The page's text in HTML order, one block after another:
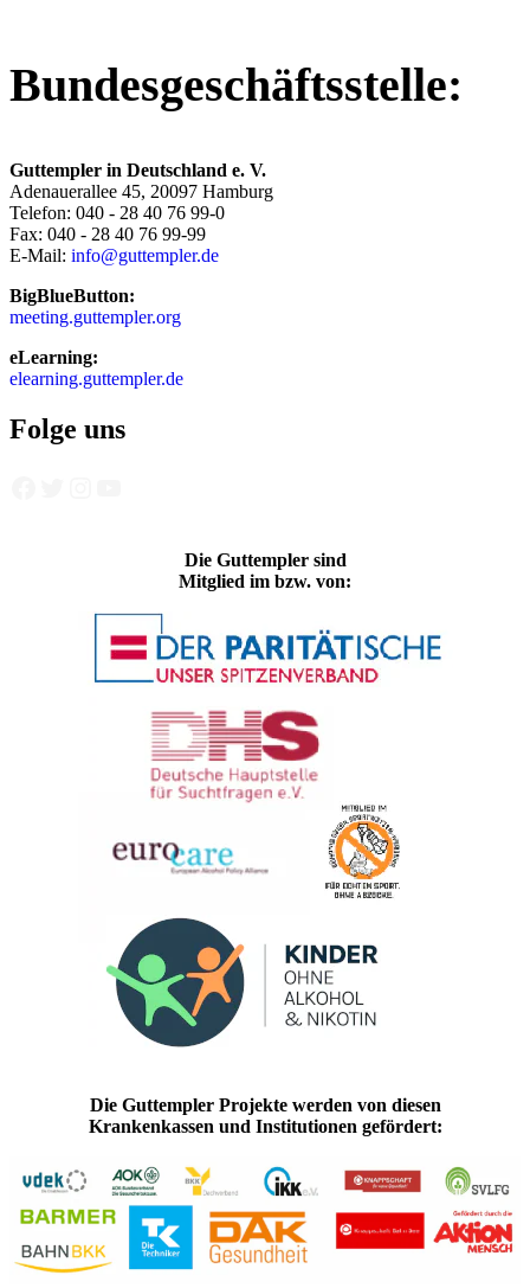
Bundesgeschäftsstelle:
Guttempler in Deutschland e. V.
Adenauerallee 45, 20097 Hamburg
Telefon: 040 - 28 40 76 99-0
Fax: 040 - 28 40 76 99-99
E-Mail: info@guttempler.de
BigBlueButton:
meeting.guttempler.org
eLearning:
elearning.guttempler.de
Folge uns
Die Guttempler sind
Mitglied im bzw. von:
Die Guttempler Projekte werden von diesen
Krankenkassen und Institutionen gefördert: